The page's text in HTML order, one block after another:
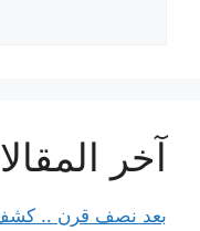
آخر
بعد نصف قرن ..